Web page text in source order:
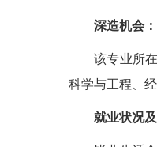
深造机会：
该专业所
科学与工程、
就业状况及